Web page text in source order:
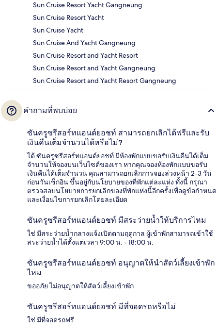
Sun Cruise Resort Yacht Gangneung
Sun Cruise Resort Yacht
Sun Cruise Yacht
Sun Cruise And Yacht Gangneung
Sun Cruise Resort and Yacht Resort
Sun Cruise Resort and Yacht Gangneung
Sun Cruise Resort and Yacht Resort Gangneung
คำถามที่พบบ่อย
ซันครูซรีสอร์ทแอนด์ยอชท์ สามารถยกเลิกได้ฟรีและรับ
เงินคืนเต็มจำนวนได้หรือไม่?
ได้ ซันครูซรีสอร์ทแอนด์ยอชท์ มีห้องพักแบบขอรับเงินคืนได้เต็ม
จำนวนให้จองบนเว็บไซต์ของเรา หากคุณจองห้องพักแบบขอรับ
เงินคืนได้เต็มจำนวน คุณสามารถยกเลิกการจองล่วงหน้า 2-3 วัน
ก่อนวันเช็กอิน ขึ้นอยู่กับนโยบายของที่พักแต่ละแห่ง ทั้งนี้ กรุณา
ตรวจสอบนโยบายการยกเลิกของที่พักแห่งนี้อีกครั้งเพื่อดูข้อกำหนด
และเงื่อนไขการยกเลิกโดยละเอียด
ซันครูซรีสอร์ทแอนด์ยอชท์ มีสระว่ายน้ำให้บริการไหม
ใช่ มีสระว่ายน้ำกลางแจ้งเปิดตามฤดูกาล ผู้เข้าพักสามารถเข้าใช้
สระว่ายน้ำได้ตั้งแต่เวลา 9:00 น. - 18:00 น.
ซันครูซรีสอร์ทแอนด์ยอชท์ อนุญาตให้นำสัตว์เลี้ยงเข้าพัก
ไหม
ขออภัย ไม่อนุญาตให้สัตว์เลี้ยงเข้าพัก
ซันครูซรีสอร์ทแอนด์ยอชท์ มีที่จอดรถหรือไม่
ใช่ มีที่จอดรถฟรี